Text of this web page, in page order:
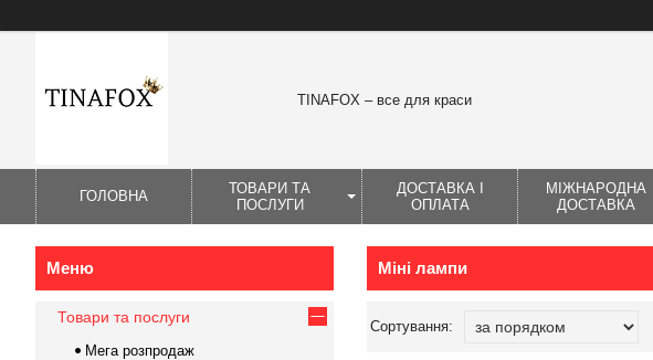
TINAFOX – все для краси
ГОЛОВНА
ТОВАРИ ТА
ПОСЛУГИ
ДОСТАВКА І
ОПЛАТА
МІЖНАРОДНА
ДОСТАВКА
Міні лампи
Товари та послуги
Мега розпродаж